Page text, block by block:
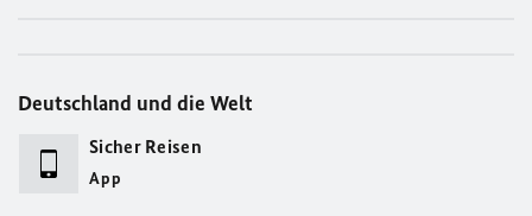
Deutschland und die Welt
Sicher Reisen
App